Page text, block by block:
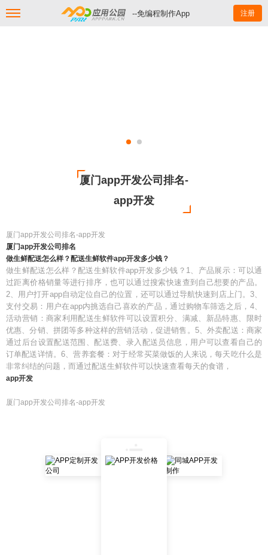
--免编程制作App 注册
厦门app开发公司排名-
app开发
厦门app开发公司排名-app开发
厦门app开发公司排名
做生鲜配送怎么样？配送生鲜软件app开发多少钱？
做生鲜配送怎么样？配送生鲜软件app开发多少钱？1、产品展示：可以通
过距离价格销量等进行排序，也可以通过搜索快速查到自己想要的产品。
2、用户打开app自动定位自己的位置，还可以通过导航快速到店上门。3、
支付交易：用户在app内挑选自己喜欢的产品，通过购物车筛选之后，4、
活动营销：商家利用配送生鲜软件可以设置积分、满减、新品特惠、限时
优惠、分销、拼团等多种这样的营销活动，促进销售。5、外卖配送：商家
通过后台设置配送范围、配送费、录入配送员信息，用户可以查看自己的
订单配送详情。6、营养套餐：对于经常买菜做饭的人来说，每天吃什么是
非常纠结的问题，而通过配送生鲜软件可以快速查看每天的食谱，
app开发
厦门app开发公司排名-app开发